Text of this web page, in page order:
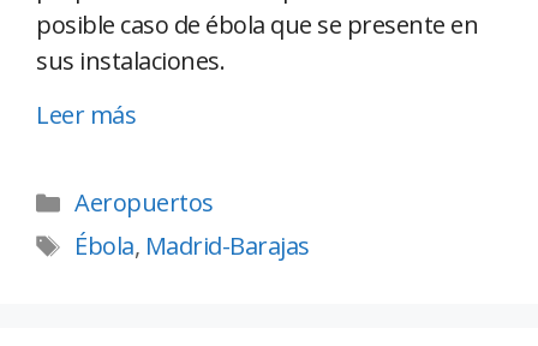
posible caso de ébola que se presente en
sus instalaciones.
Leer más
Aeropuertos
Ébola, Madrid-Barajas